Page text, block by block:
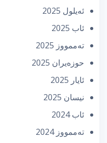
ئه‌یلول 2025
ئاب 2025
تەممووز 2025
حوزه‌یران 2025
ئایار 2025
نیسان 2025
ئاب 2024
تەممووز 2024